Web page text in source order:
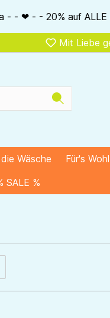
Alkena-
Mit Liebe
die Wäsche Für's
SALE %